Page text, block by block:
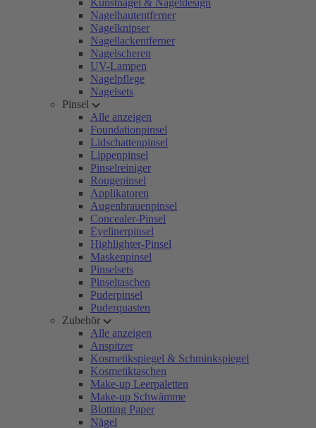
Kunstnägel & Nageldesign
Nagelhautentferner
Nagelknipser
Nagellackentferner
Nagelscheren
UV-Lampen
Nagelpflege
Nagelsets
Pinsel
Alle anzeigen
Foundationpinsel
Lidschattenpinsel
Lippenpinsel
Pinselreiniger
Rougepinsel
Applikatoren
Augenbrauenpinsel
Concealer-Pinsel
Eyelinerpinsel
Highlighter-Pinsel
Maskenpinsel
Pinselsets
Pinseltaschen
Puderpinsel
Puderquasten
Zubehör
Alle anzeigen
Anspitzer
Kosmetikspiegel & Schminkspiegel
Kosmetiktaschen
Make-up Leerpaletten
Make-up Schwämme
Blotting Paper
Nägel